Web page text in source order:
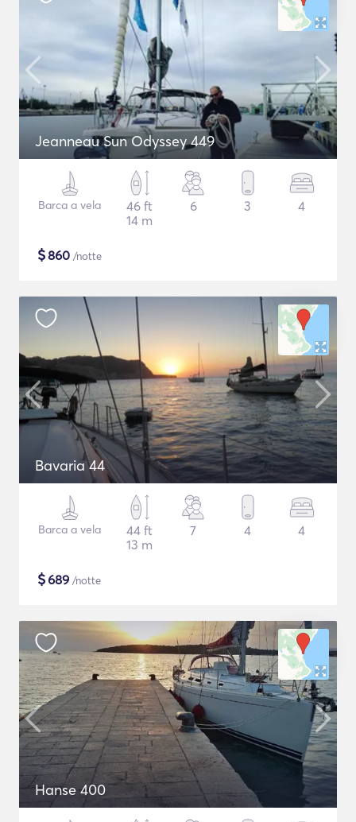
Jeanneau Sun Odyssey 449
Barca a vela
46 ft
14 m
6 3 4
$860 /notte
Bavaria 44
Barca a vela
44 ft
13 m
7 4 4
$689 /notte
Hanse 400